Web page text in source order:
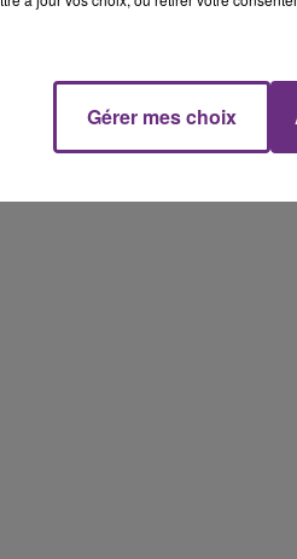
10h00 - 14h00
LE TICKET DE
Gérer mes choix